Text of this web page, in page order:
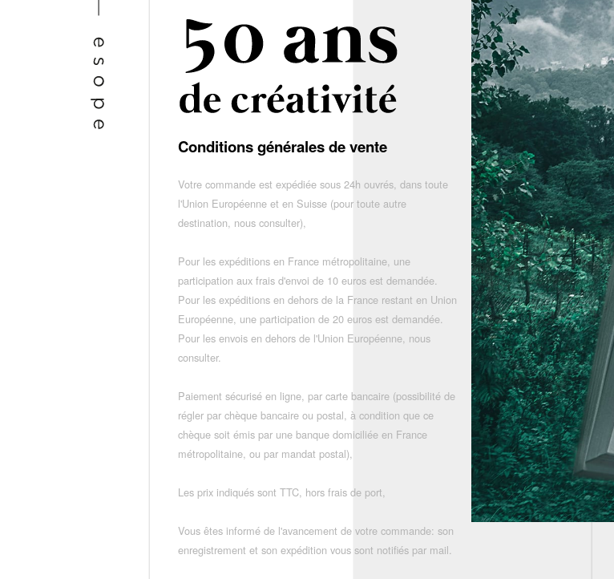
Conditions générales de vente
Votre commande est expédiée sous 24h ouvrés, dans toute
l'Union Européenne et en Suisse (pour toute autre
destination, nous consulter),
Pour les expéditions en France métropolitaine, une
participation aux frais d'envoi de 10 euros est demandée.
Pour les expéditions en dehors de la France restant en Union
Européenne, une participation de 20 euros est demandée.
Pour les envois en dehors de l'Union Européenne, nous
consulter.
Paiement sécurisé en ligne, par carte bancaire (possibilité de
régler par chèque bancaire ou postal, à condition que ce
chèque soit émis par une banque domiciliée en France
métropolitaine, ou par mandat postal),
Les prix indiqués sont TTC, hors frais de port,
Vous êtes informé de l'avancement de votre commande: son
enregistrement et son expédition vous sont notifiés par mail.